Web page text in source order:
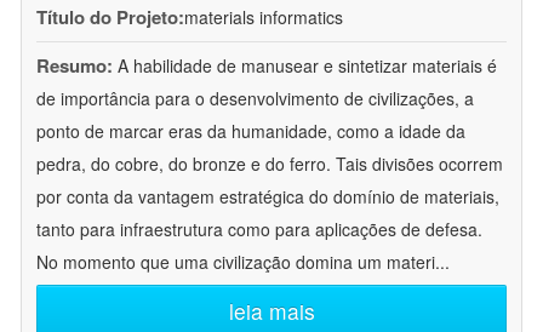
Título do Projeto:materials informatics
Resumo: A habilidade de manusear e sintetizar materiais é
de importância para o desenvolvimento de civilizações, a
ponto de marcar eras da humanidade, como a idade da
pedra, do cobre, do bronze e do ferro. Tais divisões ocorrem
por conta da vantagem estratégica do domínio de materiais,
tanto para infraestrutura como para aplicações de defesa.
No momento que uma civilização domina um materi...
leia mais